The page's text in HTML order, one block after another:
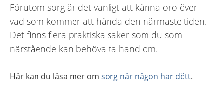
Förutom sorg är det vanligt att känna oro över
vad som kommer att hända den närmaste tiden.
Det finns flera praktiska saker som du som
närstående kan behöva ta hand om.
Här kan du läsa mer om sorg när någon har dött.